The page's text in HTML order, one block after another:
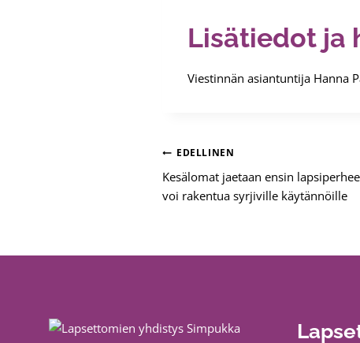
Lisätiedot ja
Viestinnän asiantuntija Hanna
Artikkelien
selaus
EDELLINEN
Kesälomat jaetaan ensin
voi rakentua syrjiville käytännöille